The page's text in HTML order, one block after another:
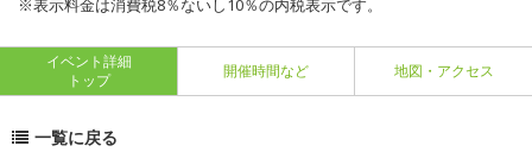
※表示料金は消費税8％ないし10％の内税表示です。
イベント詳細
トップ
開催時間など 地図・アクセス
一覧に戻る